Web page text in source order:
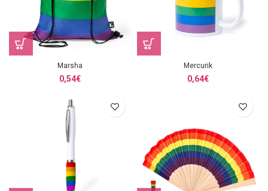
Marsha
0,54€
Mercurik
0,64€